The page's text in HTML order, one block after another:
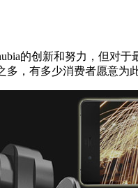
的创新和努力，但对于
，有多少消费者愿意为